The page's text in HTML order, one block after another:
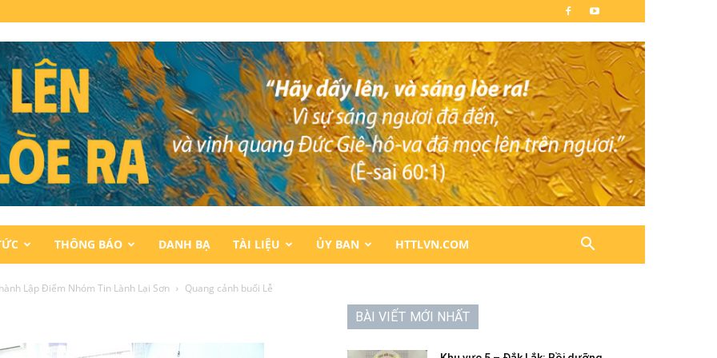
THÔNG BÁO DANH BẠ TÀI LIỆU ỦY BAN HTTLVN.COM
Lập Điểm Nhóm Tin Lành Lại Sơn Quang cảnh buổi Lễ
BÀI VIẾT MỚI NHẤT